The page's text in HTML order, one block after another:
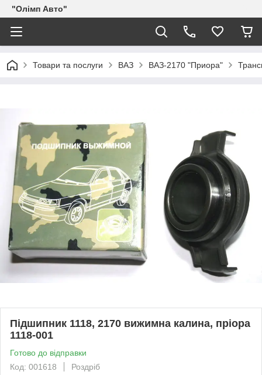
"Олімп Авто"
Товари та послуги ВАЗ ВАЗ-2170 "Приора"
Підшипник 1118, 2170 вижимна калина, пріора
1118-001
Готово до відправки
Код: 001618
Роздріб